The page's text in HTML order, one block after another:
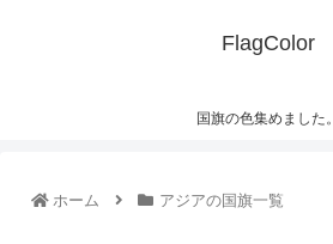
FlagColor
国旗の色集めました。
ホーム アジアの国旗一覧